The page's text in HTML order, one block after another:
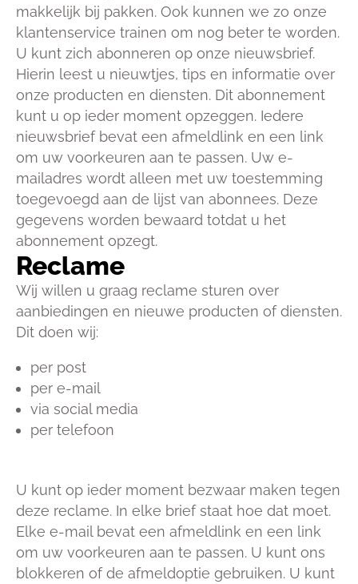
makkelijk bij pakken. Ook kunnen we zo onze
klantenservice trainen om nog beter te worden.
U kunt zich abonneren op onze nieuwsbrief.
Hierin leest u nieuwtjes, tips en informatie over
onze producten en diensten. Dit abonnement
kunt u op ieder moment opzeggen. Iedere
nieuwsbrief bevat een afmeldlink en een link
om uw voorkeuren aan te passen. Uw e-
mailadres wordt alleen met uw toestemming
toegevoegd aan de lijst van abonnees. Deze
gegevens worden bewaard totdat u het
abonnement opzegt.
Reclame
Wij willen u graag reclame sturen over
aanbiedingen en nieuwe producten of diensten.
Dit doen wij:
per post
per e-mail
via social media
per telefoon
U kunt op ieder moment bezwaar maken tegen
deze reclame. In elke brief staat hoe dat moet.
Elke e-mail bevat een afmeldlink en een link
om uw voorkeuren aan te passen. U kunt ons
blokkeren of de afmeldoptie gebruiken. U kunt